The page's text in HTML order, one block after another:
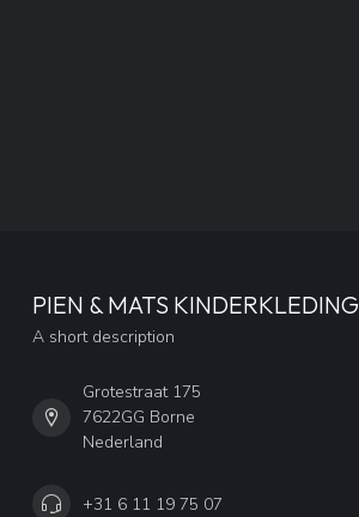
PIEN & MATS KINDERKLEDING
A short description
Grotestraat 175
7622GG Borne
Nederland
+31 6 11 19 75 07